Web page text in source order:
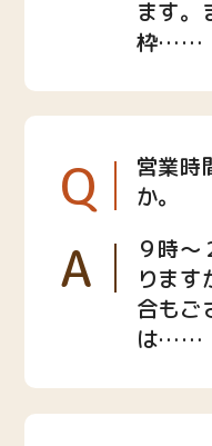
ます。
枠……
Q
営業時
か。
A
９時
りま
合もご
は……